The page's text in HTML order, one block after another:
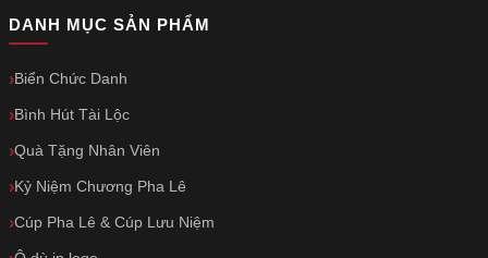
DANH MỤC SẢN PHẨM
Biển Chức Danh
Bình Hút Tài Lộc
Quà Tặng Nhân Viên
Kỷ Niệm Chương Pha Lê
Cúp Pha Lê & Cúp Lưu Niệm